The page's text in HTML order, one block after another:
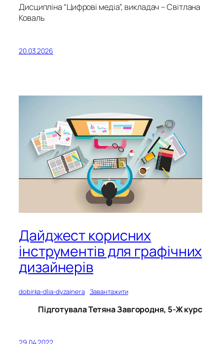
Дисципліна “Цифрові медіа”, викладач – Світлана
Коваль
20.03.2026
Дайджест корисних
інструментів для графічних
дизайнерів
dobirka-dlia-dyzainera Завантажити
Підготувала Тетяна Завгородня, 5-Ж курс